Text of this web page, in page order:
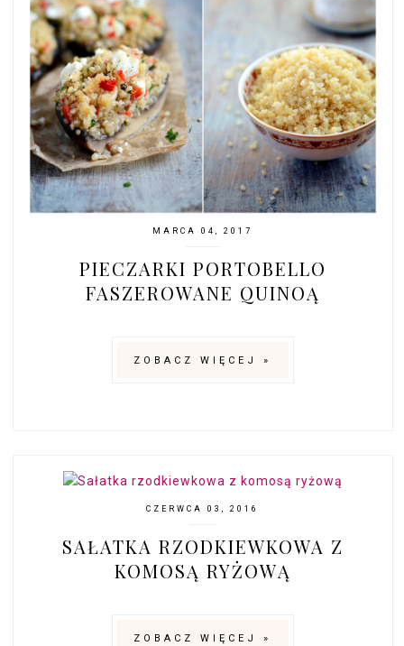
MARCA 04, 2017
PIECZARKI PORTOBELLO
FASZEROWANE QUINOĄ
ZOBACZ WIĘCEJ »
CZERWCA 03, 2016
SAŁATKA RZODKIEWKOWA Z
KOMOSĄ RYŻOWĄ
ZOBACZ WIĘCEJ »